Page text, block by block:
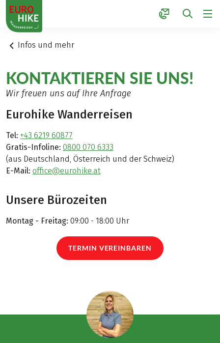
1
Infos und mehr
KONTAKTIEREN SIE UNS!
Wir freuen uns auf Ihre Anfrage
Eurohike Wanderreisen
Tel: +43 6219 60877
Gratis-Infoline: 0800 070 6333
(aus Deutschland, Österreich und der Schweiz)
E-Mail: office@eurohike.at
Unsere Bürozeiten
Montag - Freitag: 09:00 - 18:00 Uhr
TERMIN VEREINBAREN